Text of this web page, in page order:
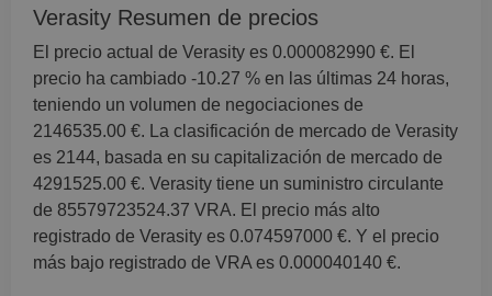
Verasity Resumen de precios
El precio actual de Verasity es 0.000082990 €. El
precio ha cambiado -10.27 % en las últimas 24 horas,
teniendo un volumen de negociaciones de
2146535.00 €. La clasificación de mercado de Verasity
es 2144, basada en su capitalización de mercado de
4291525.00 €. Verasity tiene un suministro circulante
de 85579723524.37 VRA. El precio más alto
registrado de Verasity es 0.074597000 €. Y el precio
más bajo registrado de VRA es 0.000040140 €.